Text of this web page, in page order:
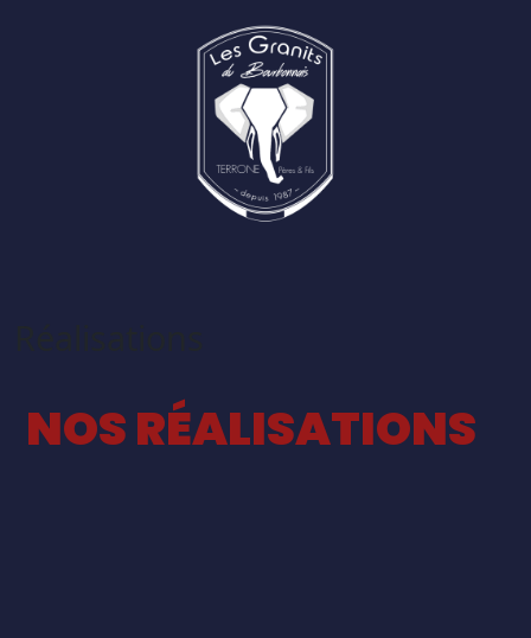
NOS RÉALISATIONS